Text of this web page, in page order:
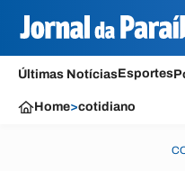
Últimas NotíciasEsportes
Home>cotidiano